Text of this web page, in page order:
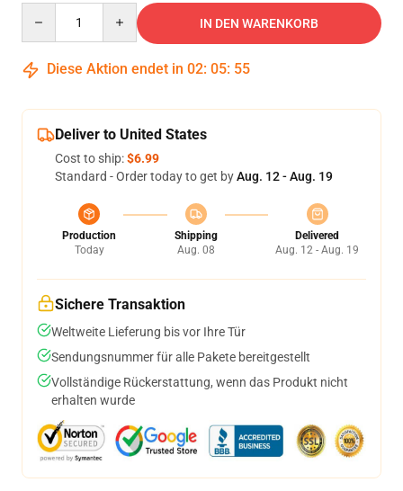
IN DEN WARENKORB
Diese Aktion endet in 02: 05: 54
Deliver to United States
Cost to ship:$6.99
Standard - Order today to get byAug. 12 - Aug. 19
Production
Today
Shipping
Aug. 08
Delivered
Aug. 12 - Aug. 19
Sichere Transaktion
Weltweite Lieferung bis vor Ihre Tür
Sendungsnummer für alle Pakete bereitgestellt
Vollständige Rückerstattung, wenn das Produkt nicht
erhalten wurde